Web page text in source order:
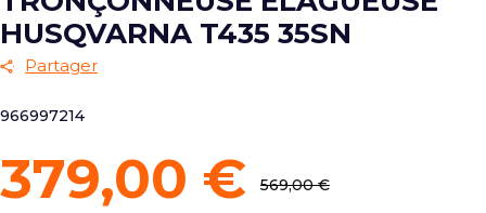
HUSQVARNA T435 35SN
Partager
966997214
379,00 € 569,00 €